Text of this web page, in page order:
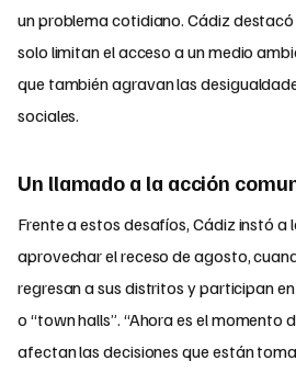
un problema cotidiano. Cádiz
solo limitan el acceso a un medio
que también agravan las
sociales.
Un llamado a la acción
Frente a estos desafíos, Cádiz instó a
aprovechar el receso de agosto,
regresan a sus distritos y participan
o “town halls”. “Ahora es el momento
afectan las decisiones que están